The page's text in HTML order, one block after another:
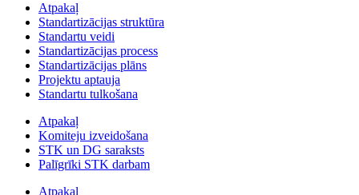
Atpakaļ
Standartizācijas struktūra
Standartu veidi
Standartizācijas process
Standartizācijas plāns
Projektu aptauja
Standartu tulkošana
Atpakaļ
Komiteju izveidošana
STK un DG saraksts
Palīgrīki STK darbam
Atpakaļ